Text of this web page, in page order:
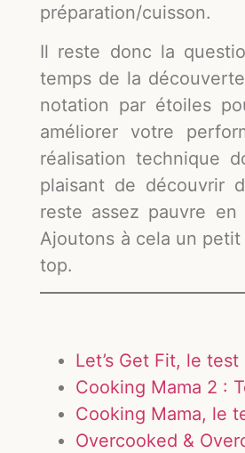
préparation/cuisson.
Il reste donc la
temps de la
notation par étoiles
améliorer votre
réalisation technique
plaisant de découvrir
reste assez pauvre
Ajoutons à cela un
top.
Let’s Get Fit, le
Cooking Mama 2 :
Cooking Mama, le
Overcooked &